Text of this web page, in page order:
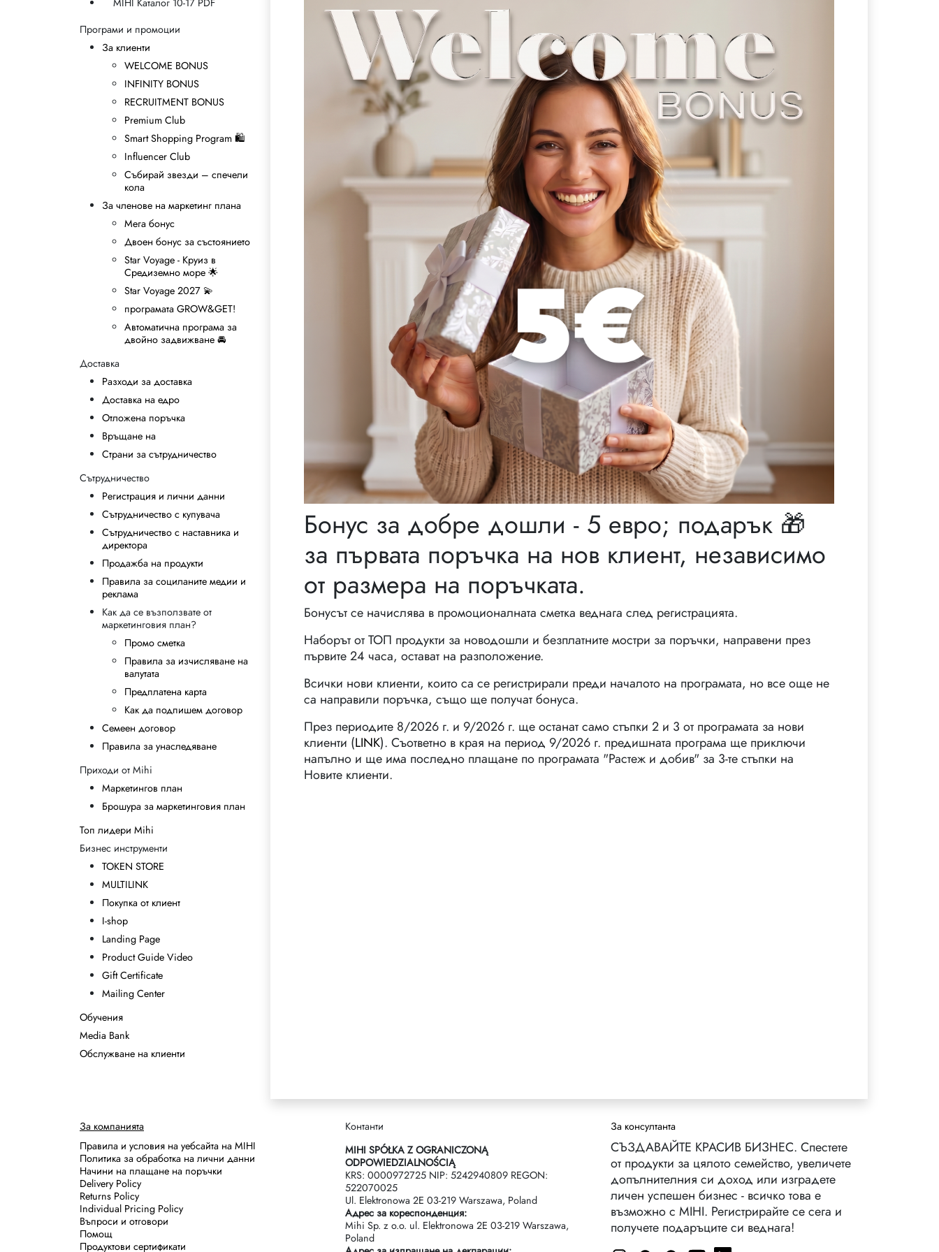
MIHI Каталог 10-17 PDF
Програми и промоции
За клиенти
WELCOME BONUS
INFINITY BONUS
RECRUITMENT BONUS
Premium Club
Smart Shopping Program 🛍
Influencer Club
Събирай звезди – спечели
кола
За членове на маркетинг плана
Мега бонус
Двоен бонус за състоянието
Star Voyage - Круиз в
Средиземно море 🌟
Star Voyage 2027 💫
програмата GROW&GET!
Автоматична програма за
двойно задвижване 🚘
Доставка
Разходи за доставка
Доставка на едро
Отложена поръчка
Връщане на
Страни за сътрудничество
Сътрудничество
Регистрация и лични данни
Сътрудничество с купувача
Сътрудничество с наставника и
директора
Продажба на продукти
Правила за социланите медии и
реклама
Как да се възползвате от
маркетинговия план?
Промо сметка
Правила за изчисляване на
валутата
Предплатена карта
Как да подпишем договор
Семеен договор
Правила за унаследяване
Приходи от Mihi
Маркетингов план
Брошура за маркетинговия план
Топ лидери Mihi
Бизнес инструменти
TOKEN STORE
MULTILINK
Покупка от клиент
I-shop
Landing Page
Product Guide Video
Gift Certificate
Mailing Center
Обучения
Media Bank
Обслужване на клиенти
Бонус за добре дошли - 5 евро; подарък 🎁
за първата поръчка на нов клиент, независимо
от размера на поръчката.
Бонусът се начислява в промоционалната сметка веднага след регистрацията.
Наборът от ТОП продукти за новодошли и безплатните мостри за поръчки, направени през
първите 24 часа, остават на разположение.
Всички нови клиенти, които са се регистрирали преди началото на програмата, но все още не
са направили поръчка, също ще получат бонуса.
През периодите 8/2026 г. и 9/2026 г. ще останат само стъпки 2 и 3 от програмата за нови
клиенти (LINK). Съответно в края на период 9/2026 г. предишната програма ще приключи
напълно и ще има последно плащане по програмата "Растеж и добив" за 3-те стъпки на
Новите клиенти.
За компанията
Правила и условия на уебсайта на MIHI
Политика за обработка на лични данни
Начини на плащане на поръчки
Delivery Policy
Returns Policy
Individual Pricing Policy
Въпроси и отговори
Помощ
Продуктови сертификати
Контанти
MIHI SPÓŁKA Z OGRANICZONĄ
ODPOWIEDZIALNOŚCIĄ
KRS: 0000972725 NIP: 5242940809 REGON:
522070025
Ul. Elektronowa 2Е 03-219 Warszawa, Poland
Адрес за кореспонденция:
Mihi Sp. z o.o. ul. Elektronowa 2Е 03-219 Warszawa,
Poland
За консултанта
СЪЗДАВАЙТЕ КРАСИВ БИЗНЕС. Спестете
от продукти за цялото семейство, увеличете
допълнителния си доход или изградете
личен успешен бизнес - всичко това е
възможно с MIHI. Регистрирайте се сега и
получете подаръците си веднага!